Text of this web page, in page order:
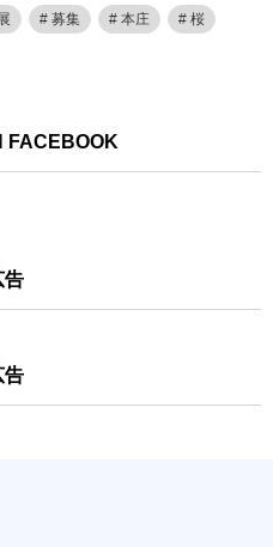
募集 本庄 桜
FACEBOOK
告
告